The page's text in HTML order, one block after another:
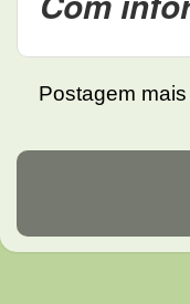
Postagem